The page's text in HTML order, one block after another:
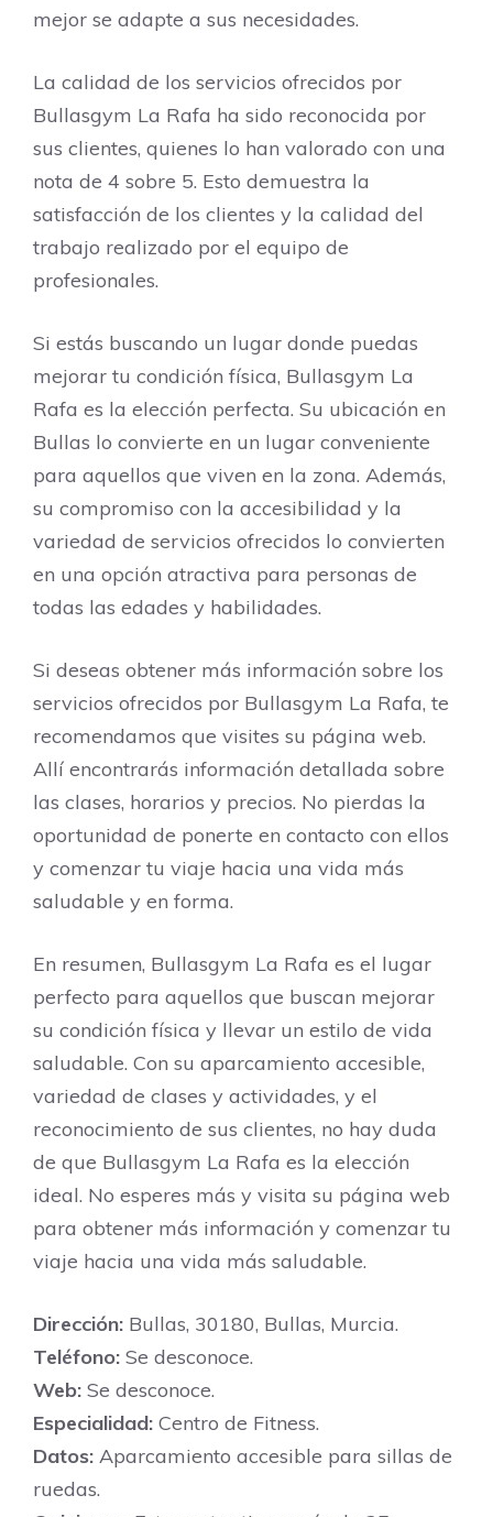
mejor se adapte a sus necesidades.
La calidad de los servicios ofrecidos por
Bullasgym La Rafa ha sido reconocida por
sus clientes, quienes lo han valorado con una
nota de 4 sobre 5. Esto demuestra la
satisfacción de los clientes y la calidad del
trabajo realizado por el equipo de
profesionales.
Si estás buscando un lugar donde puedas
mejorar tu condición física, Bullasgym La
Rafa es la elección perfecta. Su ubicación en
Bullas lo convierte en un lugar conveniente
para aquellos que viven en la zona. Además,
su compromiso con la accesibilidad y la
variedad de servicios ofrecidos lo convierten
en una opción atractiva para personas de
todas las edades y habilidades.
Si deseas obtener más información sobre los
servicios ofrecidos por Bullasgym La Rafa, te
recomendamos que visites su página web.
Allí encontrarás información detallada sobre
las clases, horarios y precios. No pierdas la
oportunidad de ponerte en contacto con ellos
y comenzar tu viaje hacia una vida más
saludable y en forma.
En resumen, Bullasgym La Rafa es el lugar
perfecto para aquellos que buscan mejorar
su condición física y llevar un estilo de vida
saludable. Con su aparcamiento accesible,
variedad de clases y actividades, y el
reconocimiento de sus clientes, no hay duda
de que Bullasgym La Rafa es la elección
ideal. No esperes más y visita su página web
para obtener más información y comenzar tu
viaje hacia una vida más saludable.
Dirección: Bullas, 30180, Bullas, Murcia.
Teléfono: Se desconoce.
Web: Se desconoce.
Especialidad: Centro de Fitness.
Datos: Aparcamiento accesible para sillas de
ruedas.